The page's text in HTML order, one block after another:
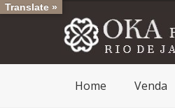
Home Venda
Translate »